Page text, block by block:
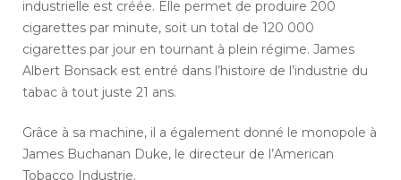
industrielle est créée. Elle permet de produire 200
cigarettes par minute, soit un total de 120 000
cigarettes par jour en tournant à plein régime. James
Albert Bonsack est entré dans l’histoire de l’industrie du
tabac à tout juste 21 ans.
Grâce à sa machine, il a également donné le monopole à
James Buchanan Duke, le directeur de l’American
Tobacco Industrie.